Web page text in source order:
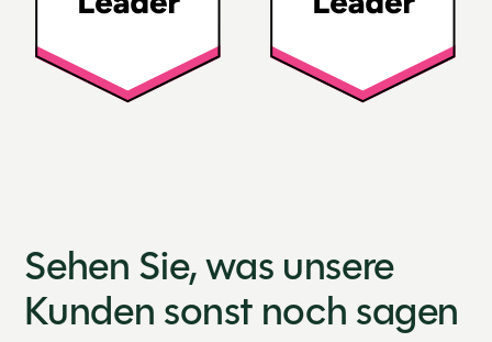
Sehen Sie, was unsere
Kunden sonst noch sagen